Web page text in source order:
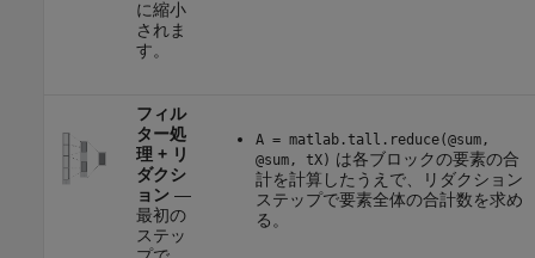
に縮小
されま
す。
フィル
ター処
理 + リ
ダクシ
ョン —
最初の
ステッ
A = matlab.tall.reduce(@sum,
@sum, tX) は各ブロックの要素の合
計を計算したうえで、リダクション
ステップで要素全体の合計数を求め
る。